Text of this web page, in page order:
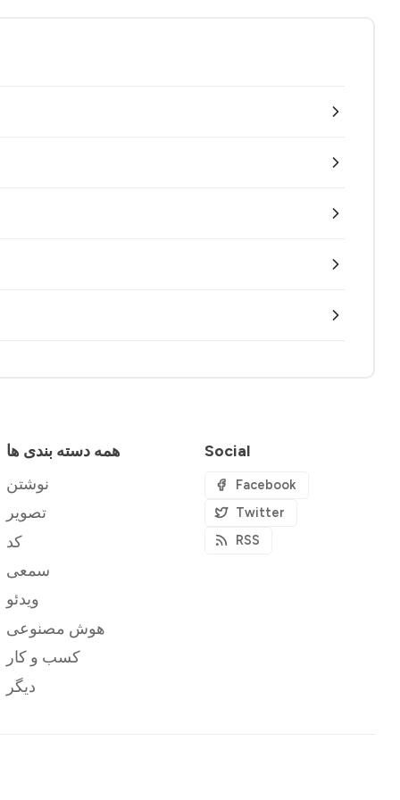
همه دسته بندی ها
نوشتن
تصویر
کد
سمعی
ویدئو
هوش مصنوعی
کسب و کار
دیگر
Social
Facebook
Twitter
RSS